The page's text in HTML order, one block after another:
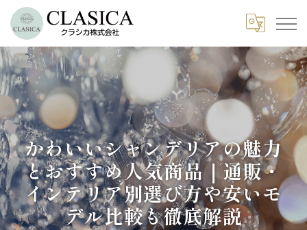
かわいいシャンデリアの魅力
とおすすめ人気商品｜通販・
インテリア別選び方や安いモ
デル比較も徹底解説